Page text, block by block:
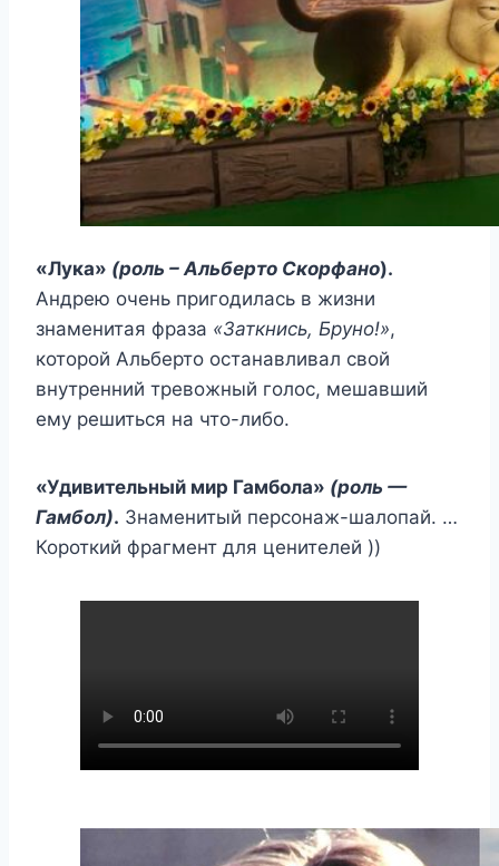
«Лука» (роль – Альберто Скорфано).
Андрею очень пригодилась в жизни
знаменитая фраза «Заткнись, Бруно!»,
которой Альберто останавливал свой
внутренний тревожный голос, мешавший
ему решиться на что-либо.
«Удивительный мир Гамбола» (роль —
Гамбол). Знаменитый персонаж-шалопай. …
Короткий фрагмент для ценителей ))